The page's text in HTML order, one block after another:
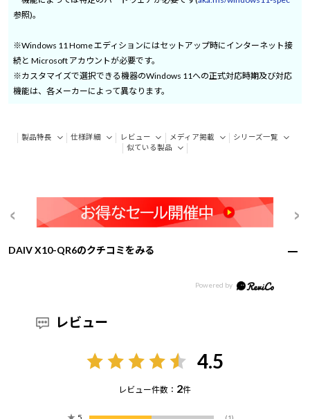
参照)。
※Windows 11 Home エディションにはセットアップ時にインターネット接
続と Microsoft アカウントが必要です。
※カスタマイズで選択できる機器のWindows 11への正式対応時期及び対応
機能は、各メーカーによって異なります。
製品特長 仕様詳細 レビュー メディア掲載
シリーズ一覧
似ている製品
DAIV X10-QR6のクチコミをみる
レビュー
4.5
レビュー件数： 2件